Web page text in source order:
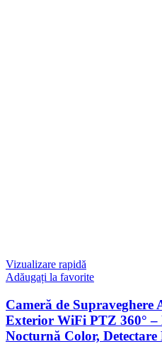
Vizualizare rapidă
Adăugați la favorite
Cameră de
Exterior WiFi PTZ 360° –
Nocturnă Color, Detectare